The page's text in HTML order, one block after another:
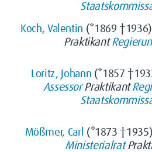
Koch, Valentin (*1869
Praktikant
Loritz, Johann (*1857
Assessor Praktikant
Mößmer, Carl (*1873
Ministerialrat